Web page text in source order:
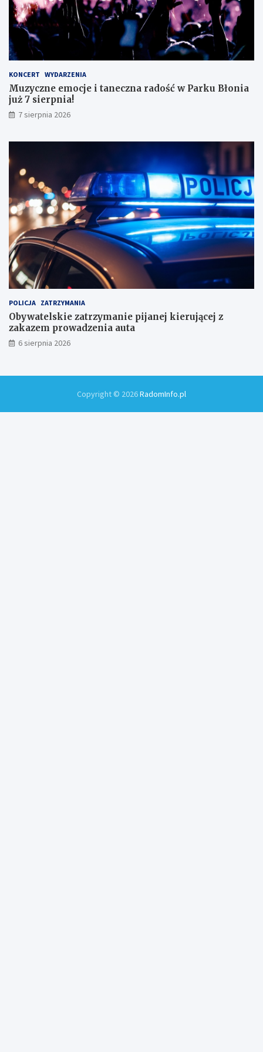
k
o
n
a
ł
m
i
w
y
k
a
m
KONCERT WYDARZENIA
Muzyczne emocje i taneczna radość w Parku Błonia
już 7 sierpnia!
7 sierpnia 2026
POLICJA ZATRZYMANIA
Obywatelskie zatrzymanie pijanej kierującej z
zakazem prowadzenia auta
6 sierpnia 2026
Copyright © 2026RadomInfo.pl